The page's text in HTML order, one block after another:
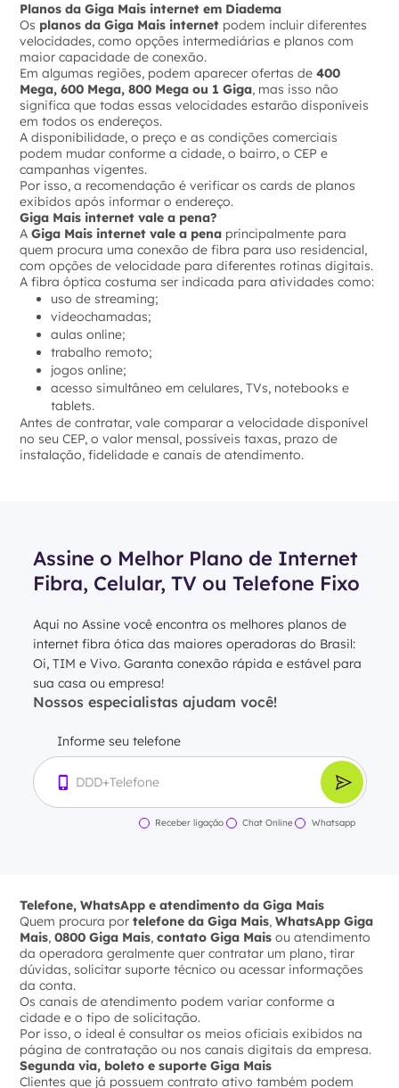
Planos da Giga Mais internet em Diadema
Os planos da Giga Mais internet podem incluir diferentes
velocidades, como opções intermediárias e planos com
maior capacidade de conexão.
Em algumas regiões, podem aparecer ofertas de400
Mega, 600 Mega, 800 Mega ou 1 Giga, mas isso não
significa que todas essas velocidades estarão disponíveis
em todos os endereços.
A disponibilidade, o preço e as condições comerciais
podem mudar conforme a cidade, o bairro, o CEP e
campanhas vigentes.
Por isso, a recomendação é verificar os cards de planos
exibidos após informar o endereço.
Giga Mais internet vale a pena?
AGiga Mais internet vale a pena principalmente para
quem procura uma conexão de fibra para uso residencial,
com opções de velocidade para diferentes rotinas digitais.
A fibra óptica costuma ser indicada para atividades como:
uso de streaming;
videochamadas;
aulas online;
trabalho remoto;
jogos online;
acesso simultâneo em celulares, TVs, notebooks e
tablets.
Antes de contratar, vale comparar a velocidade disponível
no seu CEP, o valor mensal, possíveis taxas, prazo de
instalação, fidelidade e canais de atendimento.
Assine o Melhor Plano de Internet
Fibra, Celular, TV ou Telefone Fixo
Aqui no Assine você encontra os melhores planos de
internet fibra ótica das maiores operadoras do Brasil:
Oi, TIM e Vivo. Garanta conexão rápida e estável para
sua casa ou empresa!
Nossos especialistas ajudam você!
Informe seu telefone
Receber ligação Chat Online Whatsapp
Telefone, WhatsApp e atendimento da Giga Mais
Quem procura portelefone da Giga Mais,WhatsApp Giga
Mais,0800 Giga Mais,contato Giga Mais ou atendimento
da operadora geralmente quer contratar um plano, tirar
dúvidas, solicitar suporte técnico ou acessar informações
da conta.
Os canais de atendimento podem variar conforme a
cidade e o tipo de solicitação.
Por isso, o ideal é consultar os meios oficiais exibidos na
página de contratação ou nos canais digitais da empresa.
Segunda via, boleto e suporte Giga Mais
Clientes que já possuem contrato ativo também podem